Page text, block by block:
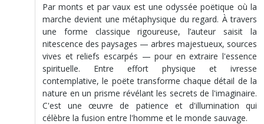
Par monts et par vaux est une odyssée poëtique où la
marche devient une métaphysique du regard. À travers
une forme classique rigoureuse, l’auteur saisit la
nitescence des paysages — arbres majestueux, sources
vives et reliefs escarpés — pour en extraire l'essence
spirituelle. Entre effort physique et ivresse
contemplative, le poëte transforme chaque détail de la
nature en un prisme révélant les secrets de l'imaginaire.
C'est une œuvre de patience et d'illumination qui
célèbre la fusion entre l'homme et le monde sauvage.